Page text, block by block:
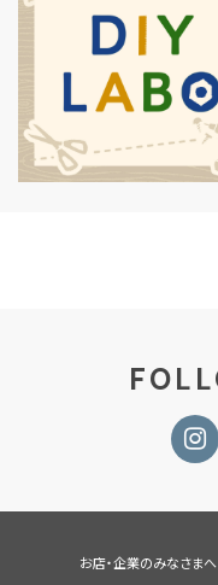
お店・企業のみなさまへ